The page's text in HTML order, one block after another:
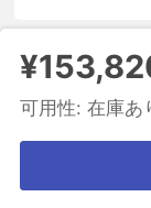
可用性: 在庫あ